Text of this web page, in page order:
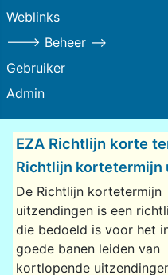
Weblinks
---> Beheer -->
Gebruiker
Admin
EZA Richtlijn korte
Richtlijn kortetermijn
De Richtlijn kortetermijn
uitzendingen is een
die bedoeld is voor het
goede banen leiden van
kortlopende